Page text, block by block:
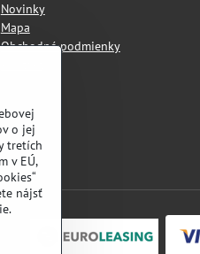
Novinky
Mapa
Obchodné podmienky
o jej
tretích
v EÚ,
nájsť